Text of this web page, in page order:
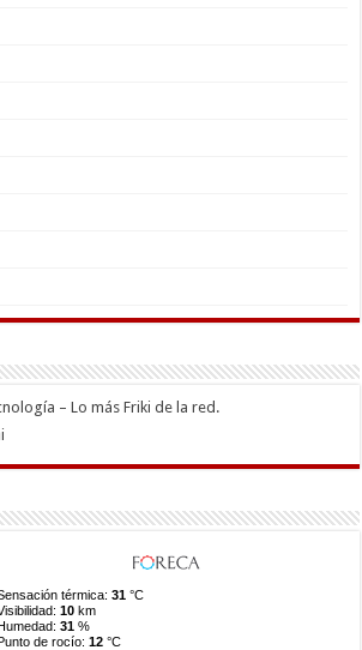
– Lo más Friki de la red.